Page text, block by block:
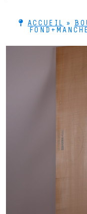
ACCUEIL »